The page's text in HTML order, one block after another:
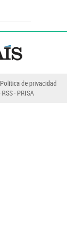
Política de privacidad
RSS PRISA